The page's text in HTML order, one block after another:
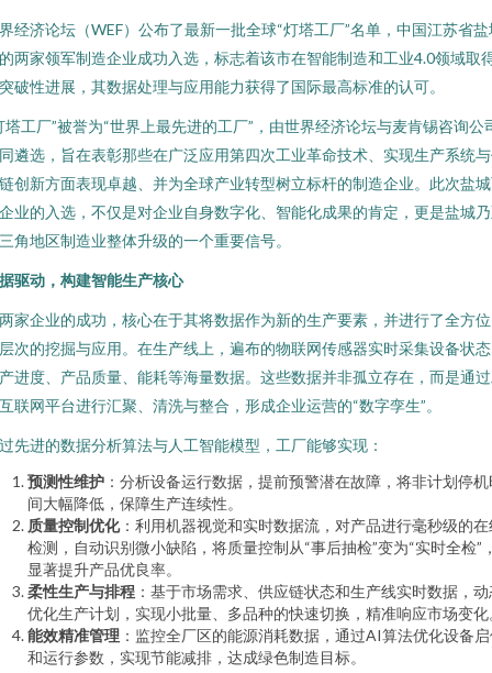
经济论坛（WEF）公布了最新一批全球“灯塔工厂”名单，中国江苏省盐
两家领军制造企业成功入选，标志着该市在智能制造和工业4.0领域取
破性进展，其数据处理与应用能力获得了国际最高标准的认可。
塔工厂”被誉为“世界上最先进的工厂”，由世界经济论坛与麦肯锡咨询公
遴选，旨在表彰那些在广泛应用第四次工业革命技术、实现生产系统
创新方面表现卓越、并为全球产业转型树立标杆的制造企业。此次盐
业的入选，不仅是对企业自身数字化、智能化成果的肯定，更是盐城
角地区制造业整体升级的一个重要信号。
驱动，构建智能生产核心
家企业的成功，核心在于其将数据作为新的生产要素，并进行了全方
次的挖掘与应用。在生产线上，遍布的物联网传感器实时采集设备状
进度、产品质量、能耗等海量数据。这些数据并非孤立存在，而是通
联网平台进行汇聚、清洗与整合，形成企业运营的“数字孪生”。
先进的数据分析算法与人工智能模型，工厂能够实现：
预测性维护 ：分析设备运行数据，提前预警潜在故障，将非计划停机
间大幅降低，保障生产连续性。
质量控制优化：利用机器视觉和实时数据流，对产品进行毫秒级的在
检测，自动识别微小缺陷，将质量控制从“事后抽检”变为“实时全检”
显著提升产品优良率。
柔性生产与排程 ：基于市场需求、供应链状态和生产线实时数据，动
优化生产计划，实现小批量、多品种的快速切换，精准响应市场变化
能效精准管理 ：监控全厂区的能源消耗数据，通过AI算法优化设备
和运行参数，实现节能减排，达成绿色制造目标。